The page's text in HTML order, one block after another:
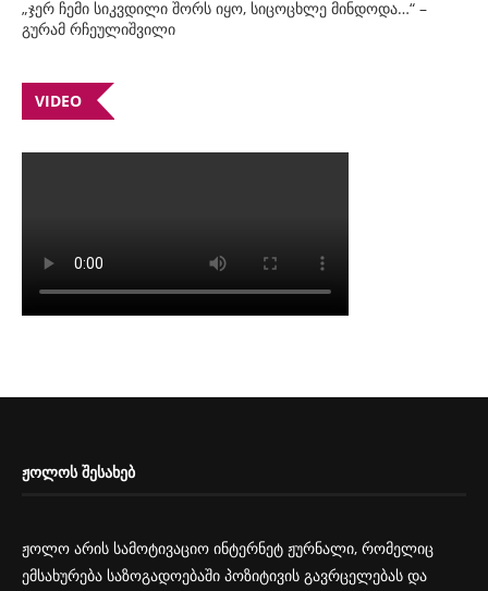
„ჯერ ჩემი სიკვდილი შორს იყო, სიცოცხლე მინდოდა…“ –
გურამ რჩეულიშვილი
VIDEO
ᲟᲝᲚᲝᲡ ᲨᲔᲡᲐᲮᲔᲑ
ჟოლო არის სამოტივაციო ინტერნეტ ჟურნალი, რომელიც
ემსახურება საზოგადოებაში პოზიტივის გავრცელებას და